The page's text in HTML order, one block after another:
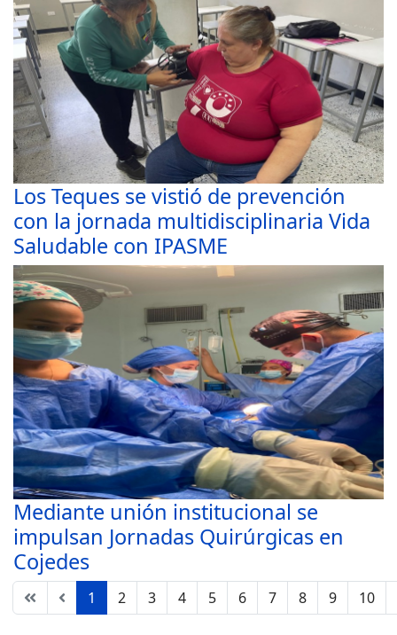
Los Teques se vistió de prevención
con la jornada multidisciplinaria Vida
Saludable con IPASME
Mediante unión institucional se
impulsan Jornadas Quirúrgicas en
Cojedes
1 2 3 4 5 6 7 8 9 10